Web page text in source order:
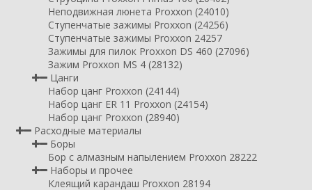
Неподвижная люнета Proxxon (24010)
Ступенчатые зажимы Proxxon (24256)
Ступенчатые зажимы Proxxon 24257
Зажимы для пилок Proxxon DS 460 (27096)
Зажим Proxxon MS 4 (28132)
Цанги
Набор цанг Proxxon (24144)
Набор цанг ER 11 Proxxon (24154)
Набор цанг Proxxon (28940)
Расходные материалы
Боры
Бор с алмазным напылением Proxxon 28222
Наборы и прочее
Клеящий карандаш Proxxon 28194